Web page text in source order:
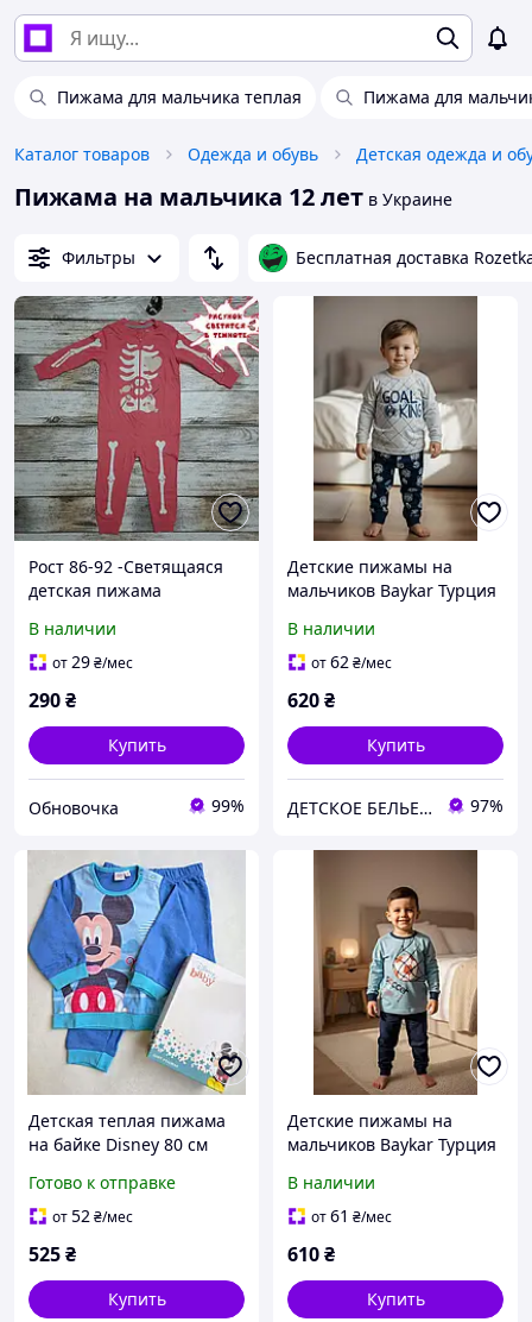
Пижама для мальчика теплая Пижама для
Каталог товаров Одежда и обувь Детская одежда и
Пижама на мальчика 12 лет в Украине
Фильтры Бесплатная доставка
Рост 86-92 -Светящаяся
детская пижама
девочки или мальчика на
1-2 года
В наличии
от29₴/мес
290₴
Купить
Обновочка 99%
Детские пижамы на
мальчиков Baykar Турция
мальчика трикотажная
голубая Арт. 9634-107
В наличии
от62₴/мес
620₴
Купить
ДЕТСКОЕ БЕЛЬЕ БАЙКАР 97%
Детская теплая пижама
на байке Disney 80 см
Готово к отправке
от52₴/мес
525₴
Купить
Детские пижамы на
мальчиков Baykar Турция
мальчика домашний
костюм футбол Арт. 9749-
В наличии
от61 ₴/мес
610₴
Купить